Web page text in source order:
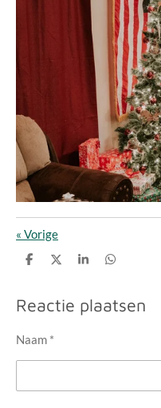
« Vorige
D
n
D
l
S
e
D
e
n
Reactie plaatsen
Naam *